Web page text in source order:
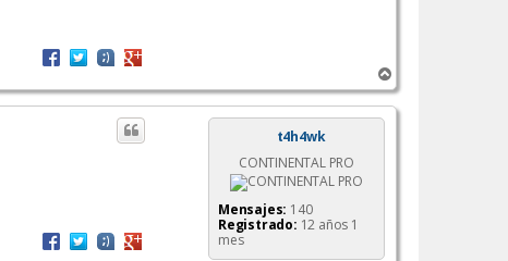
r
r
t4h4wk
CONTINENTAL PRO
Mensajes: 140
Registrado: 12 años 1
mes